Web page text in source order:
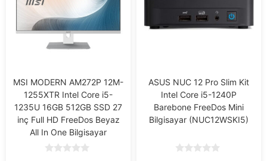
MSI MODERN AM272P 12M-
1255XTR Intel Core i5-
1235U 16GB 512GB SSD 27
inç Full HD FreeDos Beyaz
All In One Bilgisayar
ASUS NUC 12 Pro Slim Kit
Intel Core i5-1240P
Barebone FreeDos Mini
Bilgisayar (NUC12WSKI5)